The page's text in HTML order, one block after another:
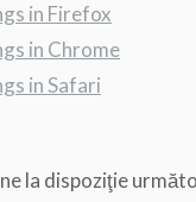
in Firefox
in Chrome
in Safari
la dispoziţie